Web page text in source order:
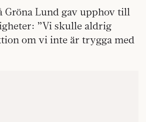
Gröna Lund gav upphov till
”Vi skulle aldrig
om vi inte är trygga med